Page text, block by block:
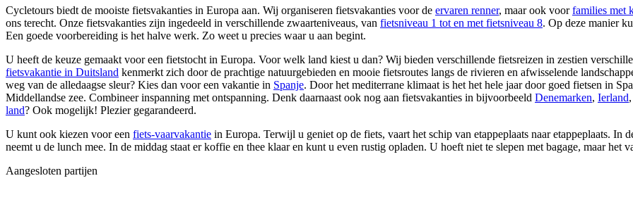
Cycletours biedt de mooiste fietsvakanties in Europa aan. Wij organiseren fietsvakanties voor de ervaren renner, maar ook voorfamilies met
ons terecht. Onze fietsvakanties zijn ingedeeld in verschillende zwaarteniveaus, van fietsniveau 1 tot en met fietsniveau 8. Op deze manier
Een goede voorbereiding is het halve werk. Zo weet u precies waar u aan begint.
U heeft de keuze gemaakt voor een fietstocht in Europa. Voor welk land kiest u dan? Wij bieden verschillende fietsreizen in zestien
fietsvakantie in Duitsland kenmerkt zich door de prachtige natuurgebieden en mooie fietsroutes langs de rivieren en afwisselende
weg van de alledaagse sleur? Kies dan voor een vakantie in Spanje. Door het mediterrane klimaat is het het hele jaar door goed fietsen in
Middellandse zee. Combineer inspanning met ontspanning. Denk daarnaast ook nog aan fietsvakanties in bijvoorbeeld Denemarken, Ierland
land? Ook mogelijk! Plezier gegarandeerd.
U kunt ook kiezen voor een fiets-vaarvakantie in Europa. Terwijl u geniet op de fiets, vaart het schip van etappeplaats naar etappeplaats. In
neemt u de lunch mee. In de middag staat er koffie en thee klaar en kunt u even rustig opladen. U hoeft niet te slepen met bagage, maar het
Aangesloten partijen